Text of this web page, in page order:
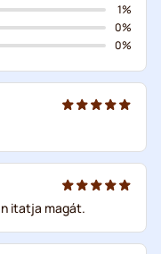
1%
0%
0%
itatja magát.